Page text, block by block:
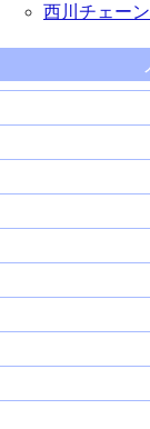
西川チェー